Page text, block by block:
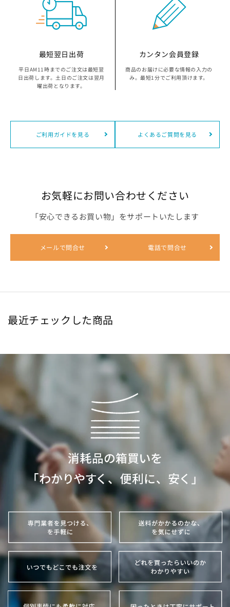
最短翌日出荷
平日AM11時までのご注文は最短翌
日出荷します。土日のご注文は翌月
曜出荷となります。
カンタン会員登録
商品のお届けに必要な情報の入力の
み。最短1分でご利用頂けます。
ご利用ガイドを見る よくあるご質問を見る
お気軽にお問い合わせください
「安心できるお買い物」をサポートいたします
メールで問合せ 電話で問合せ
最近チェックした商品